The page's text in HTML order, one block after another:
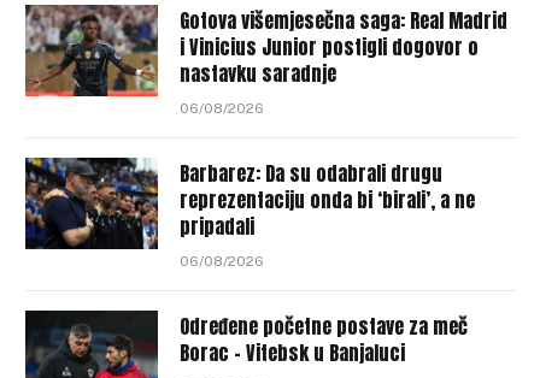
Gotova višemjesečna saga: Real Madrid
i Vinicius Junior postigli dogovor o
nastavku saradnje
06/08/2026
Barbarez: Da su odabrali drugu
reprezentaciju onda bi ‘birali’, a ne
pripadali
06/08/2026
Određene početne postave za meč
Borac – Vitebsk u Banjaluci